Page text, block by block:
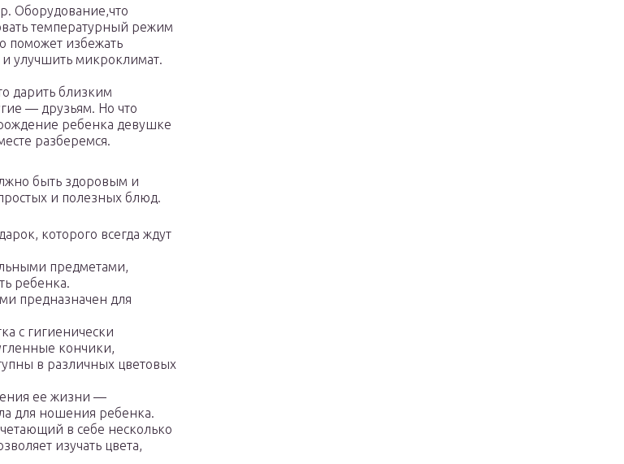
Оборудование,что
температурный режим
поможет избежать
улучшить микроклимат.
дарить близким
— друзьям. Но что
ребенка девушке
разберемся.
быть здоровым и
и полезных блюд.
которого всегда ждут
предметами,
ребенка.
предназначен для
с гигиенически
кончики,
в различных цветовых
ее жизни —
для ношения ребенка.
в себе несколько
изучать цвета,